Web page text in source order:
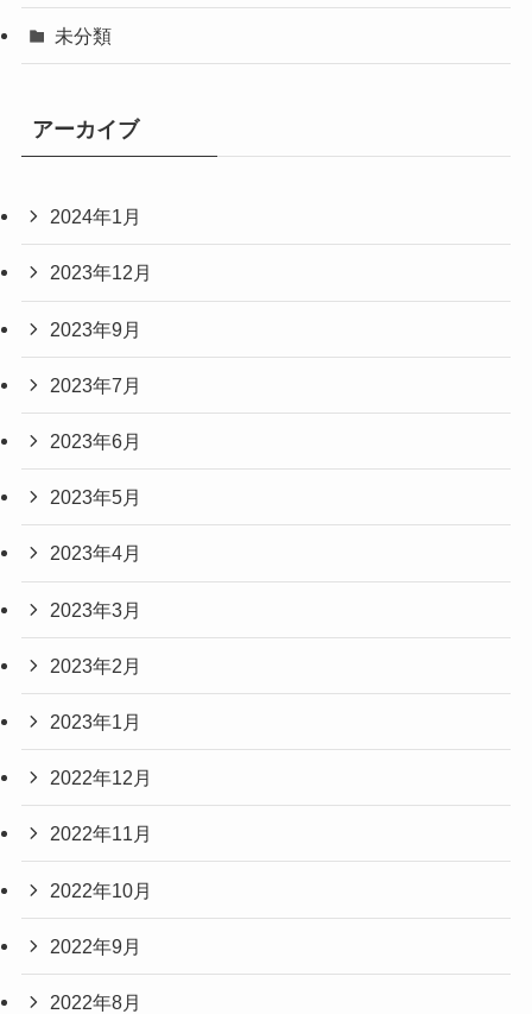
未分類
アーカイブ
2024年1月
2023年12月
2023年9月
2023年7月
2023年6月
2023年5月
2023年4月
2023年3月
2023年2月
2023年1月
2022年12月
2022年11月
2022年10月
2022年9月
2022年8月